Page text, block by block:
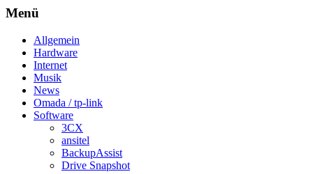
Menü
Allgemein
Hardware
Internet
Musik
News
Omada / tp-link
Software
3CX
ansitel
BackupAssist
Drive Snapshot